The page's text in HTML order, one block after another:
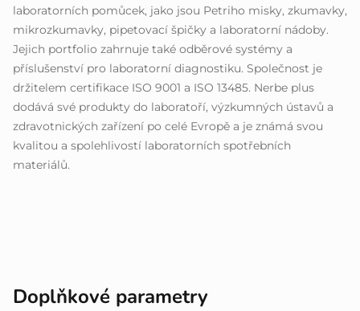
laboratorních pomůcek, jako jsou Petriho misky, zkumavky,
mikrozkumavky, pipetovací špičky a laboratorní nádoby.
Jejich portfolio zahrnuje také odběrové systémy a
příslušenství pro laboratorní diagnostiku. Společnost je
držitelem certifikace ISO 9001 a ISO 13485. Nerbe plus
dodává své produkty do laboratoří, výzkumných ústavů a
zdravotnických zařízení po celé Evropě a je známá svou
kvalitou a spolehlivostí laboratorních spotřebních
materiálů.
Doplňkové parametry